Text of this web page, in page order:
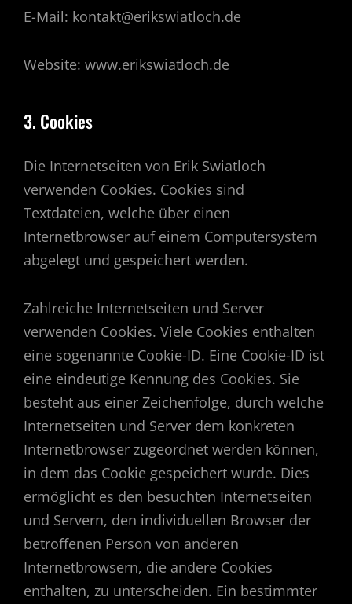
E-Mail: kontakt@erikswiatloch.de
Website: www.erikswiatloch.de
3. Cookies
Die Internetseiten von Erik Swiatloch
verwenden Cookies. Cookies sind
Textdateien, welche über einen
Internetbrowser auf einem Computersystem
abgelegt und gespeichert werden.
Zahlreiche Internetseiten und Server
verwenden Cookies. Viele Cookies enthalten
eine sogenannte Cookie-ID. Eine Cookie-ID ist
eine eindeutige Kennung des Cookies. Sie
besteht aus einer Zeichenfolge, durch welche
Internetseiten und Server dem konkreten
Internetbrowser zugeordnet werden können,
in dem das Cookie gespeichert wurde. Dies
ermöglicht es den besuchten Internetseiten
und Servern, den individuellen Browser der
betroffenen Person von anderen
Internetbrowsern, die andere Cookies
enthalten, zu unterscheiden. Ein bestimmter